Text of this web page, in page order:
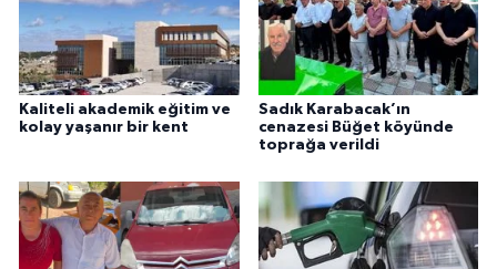
Kaliteli akademik eğitim ve
kolay yaşanır bir kent
Sadık Karabacak’ın
cenazesi Büğet köyünde
toprağa verildi